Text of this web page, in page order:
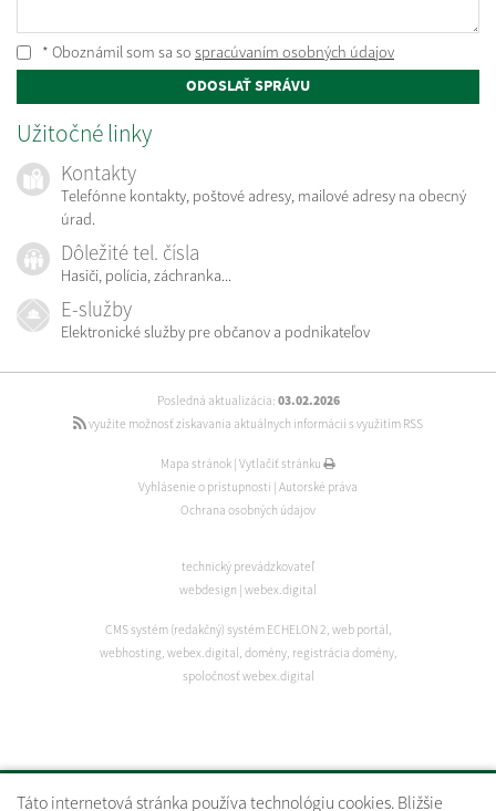
Táto internetová stránka používa technológiu cookies. Bližšie
* Oboznámil som sa so spracúvaním osobných údajov
ODOSLAŤ SPRÁVU
Užitočné linky
Kontakty
Telefónne kontakty, poštové adresy, mailové adresy na obecný
úrad.
Dôležité tel. čísla
Hasiči, polícia, záchranka...
E-služby
Elektronické služby pre občanov a podnikateľov
Posledná aktualizácia: 03.02.2026
využite možnosť získavania aktuálnych informácií s využitím RSS
Mapa stránok | Vytlačiť stránku
Vyhlásenie o prístupnosti | Autorské práva
Ochrana osobných údajov
technický prevádzkovateľ
webdesign | webex.digital
CMS systém (redakčný) systém ECHELON 2, web portál,
webhosting, webex.digital, domény, registrácia domény,
spoločnosť webex.digital